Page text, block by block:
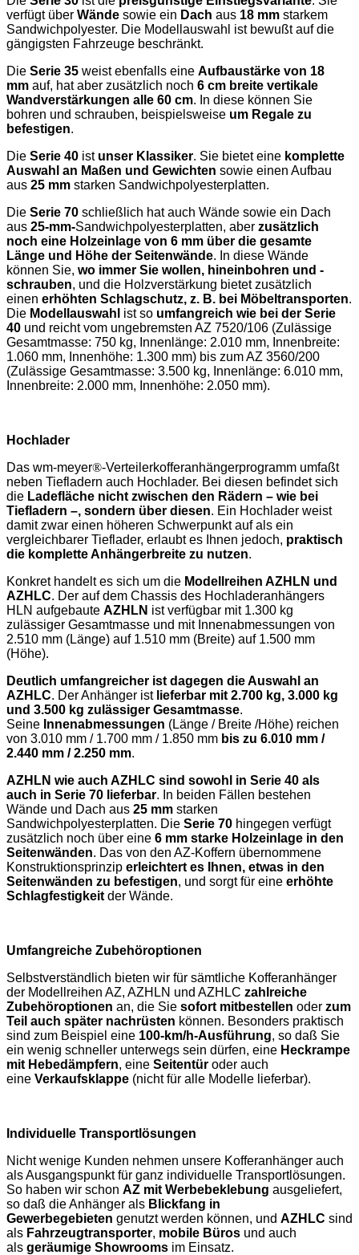
verfügt über Wände sowie ein Dach aus 18 mm starkem
Sandwichpolyester. Die Modellauswahl ist bewußt auf die
gängigsten Fahrzeuge beschränkt.
Die Serie 35 weist ebenfalls eine Aufbaustärke von 18
mm auf, hat aber zusätzlich noch 6 cm breite vertikale
Wandverstärkungen alle 60 cm. In diese können Sie
bohren und schrauben, beispielsweise um Regale zu
befestigen.
Die Serie 40 ist unser Klassiker. Sie bietet eine komplette
Auswahl an Maßen und Gewichten sowie einen Aufbau
aus 25 mm starken Sandwichpolyesterplatten.
Die Serie 70 schließlich hat auch Wände sowie ein Dach
aus 25-mm-Sandwichpolyesterplatten, aber zusätzlich
noch eine Holzeinlage von 6 mm über die gesamte
Länge und Höhe der Seitenwände. In diese Wände
können Sie, wo immer Sie wollen, hineinbohren und -
schrauben, und die Holzverstärkung bietet zusätzlich
einen erhöhten Schlagschutz, z. B. bei Möbeltransporten.
Die Modellauswahl ist so umfangreich wie bei der Serie
40 und reicht vom ungebremsten AZ 7520/106 (Zulässige
Gesamtmasse: 750 kg, Innenlänge: 2.010 mm, Innenbreite:
1.060 mm, Innenhöhe: 1.300 mm) bis zum AZ 3560/200
(Zulässige Gesamtmasse: 3.500 kg, Innenlänge: 6.010 mm,
Innenbreite: 2.000 mm, Innenhöhe: 2.050 mm).
Hochlader
Das wm-meyer®-Verteilerkofferanhängerprogramm umfaßt
neben Tiefladern auch Hochlader. Bei diesen befindet sich
die Ladefläche nicht zwischen den Rädern – wie bei
Tiefladern –, sondern über diesen. Ein Hochlader weist
damit zwar einen höheren Schwerpunkt auf als ein
vergleichbarer Tieflader, erlaubt es Ihnen jedoch, praktisch
die komplette Anhängerbreite zu nutzen.
Konkret handelt es sich um die Modellreihen AZHLN und
AZHLC. Der auf dem Chassis des Hochladeranhängers
HLN aufgebaute AZHLN ist verfügbar mit 1.300 kg
zulässiger Gesamtmasse und mit Innenabmessungen von
2.510 mm (Länge) auf 1.510 mm (Breite) auf 1.500 mm
(Höhe).
Deutlich umfangreicher ist dagegen die Auswahl an
AZHLC. Der Anhänger ist lieferbar mit 2.700 kg, 3.000 kg
und 3.500 kg zulässiger Gesamtmasse.
Seine Innenabmessungen (Länge / Breite /Höhe) reichen
von 3.010 mm / 1.700 mm / 1.850 mm bis zu 6.010 mm /
2.440 mm / 2.250 mm.
AZHLN wie auch AZHLC sind sowohl in Serie 40 als
auch in Serie 70 lieferbar. In beiden Fällen bestehen
Wände und Dach aus 25 mm starken
Sandwichpolyesterplatten. Die Serie 70 hingegen verfügt
zusätzlich noch über eine 6 mm starke Holzeinlage in den
Seitenwänden. Das von den AZ-Koffern übernommene
Konstruktionsprinzip erleichtert es Ihnen, etwas in den
Seitenwänden zu befestigen, und sorgt für eine erhöhte
Schlagfestigkeit der Wände.
Umfangreiche Zubehöroptionen
Selbstverständlich bieten wir für sämtliche Kofferanhänger
der Modellreihen AZ, AZHLN und AZHLC zahlreiche
Zubehöroptionen an, die Sie sofort mitbestellen oder zum
Teil auch später nachrüsten können. Besonders praktisch
sind zum Beispiel eine 100-km/h-Ausführung, so daß Sie
ein wenig schneller unterwegs sein dürfen, eine Heckrampe
mit Hebedämpfern, eine Seitentür oder auch
eine Verkaufsklappe (nicht für alle Modelle lieferbar).
Individuelle Transportlösungen
Nicht wenige Kunden nehmen unsere Kofferanhänger auch
als Ausgangspunkt für ganz individuelle Transportlösungen.
So haben wir schon AZ mit Werbebeklebung ausgeliefert,
so daß die Anhänger als Blickfang in
Gewerbegebieten genutzt werden können, und AZHLC sind
als Fahrzeugtransporter, mobile Büros und auch
als geräumige Showrooms im Einsatz.